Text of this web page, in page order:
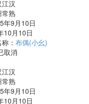
汉
常熟
年9月10日
10月10日
： 布偶(小幺)
取消
汉
常熟
年9月10日
10月10日